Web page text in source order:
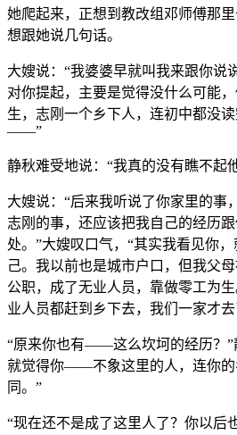
她爬起来，正想到教改组邓师傅那
想跟她说几句话。
大嫂说：“我婆婆早就叫我来跟你说
对你提起，主要是觉得没什么可能
生，志刚一个乡下人，连初中都没
——”
静秋难受地说：“我真的没有瞧不
大嫂说：“后来我听说了你家里的事
志刚的事，还应该把我自己的经历
处。”大嫂叹口气，“其实我看见你
己。我以前也是城市户口，但我父
公职，成了无业人员，靠做零工为
业人员都赶到乡下去，我们一家才
“原来你也有——这么坎坷的经历？”
就觉得你——不象这里的人，连你的
同。”
“现在还不是成了这里人了？你以后